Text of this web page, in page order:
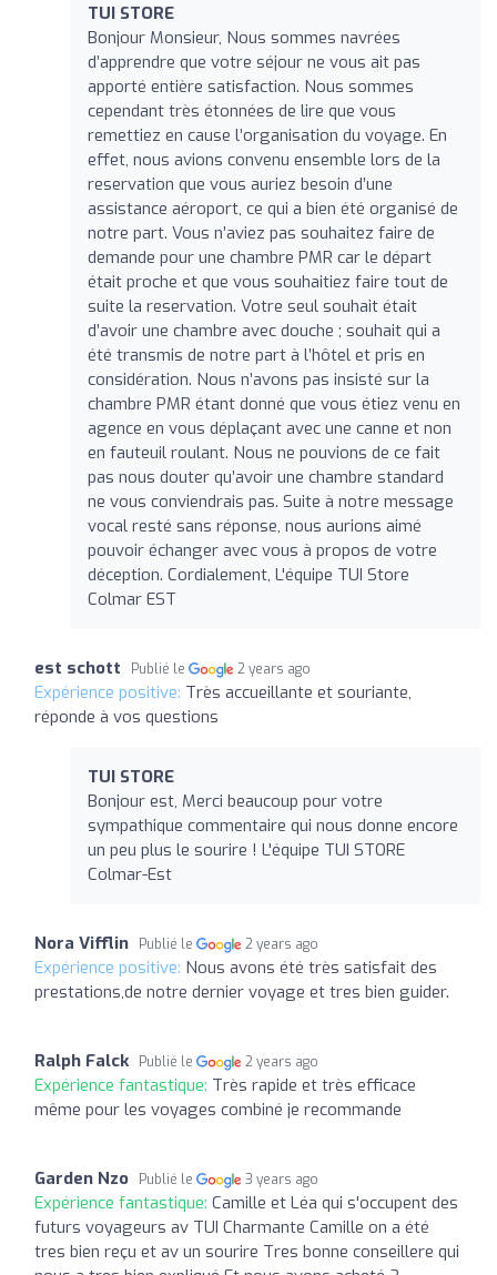
TUI STORE
Bonjour Monsieur, Nous sommes navrées
d’apprendre que votre séjour ne vous ait pas
apporté entière satisfaction. Nous sommes
cependant très étonnées de lire que vous
remettiez en cause l’organisation du voyage. En
effet, nous avions convenu ensemble lors de la
reservation que vous auriez besoin d’une
assistance aéroport, ce qui a bien été organisé de
notre part. Vous n’aviez pas souhaitez faire de
demande pour une chambre PMR car le départ
était proche et que vous souhaitiez faire tout de
suite la reservation. Votre seul souhait était
d’avoir une chambre avec douche ; souhait qui a
été transmis de notre part à l’hôtel et pris en
considération. Nous n’avons pas insisté sur la
chambre PMR étant donné que vous étiez venu en
agence en vous déplaçant avec une canne et non
en fauteuil roulant. Nous ne pouvions de ce fait
pas nous douter qu’avoir une chambre standard
ne vous conviendrais pas. Suite à notre message
vocal resté sans réponse, nous aurions aimé
pouvoir échanger avec vous à propos de votre
déception. Cordialement, L'équipe TUI Store
Colmar EST
est schott Publié le 2 years ago
Expérience positive: Très accueillante et souriante,
réponde à vos questions
TUI STORE
Bonjour est, Merci beaucoup pour votre
sympathique commentaire qui nous donne encore
un peu plus le sourire ! L'équipe TUI STORE
Colmar-Est
Nora Vifflin Publié le 2 years ago
Expérience positive: Nous avons été très satisfait des
prestations,de notre dernier voyage et tres bien guider.
Ralph Falck Publié le 2 years ago
Expérience fantastique: Très rapide et très efficace
même pour les voyages combiné je recommande
Garden Nzo Publié le 3 years ago
Expérience fantastique: Camille et Léa qui s'occupent des
futurs voyageurs av TUI Charmante Camille on a été
tres bien reçu et av un sourire Tres bonne conseillere qui